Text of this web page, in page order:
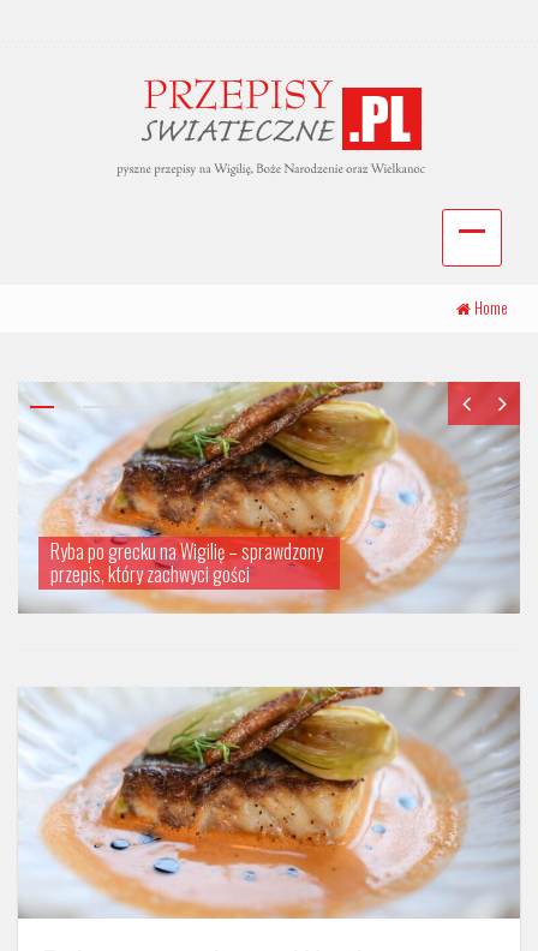
Home
Makowiec na Boże Narodzenie –
sprawdzony przepis na świąteczny
klasyk